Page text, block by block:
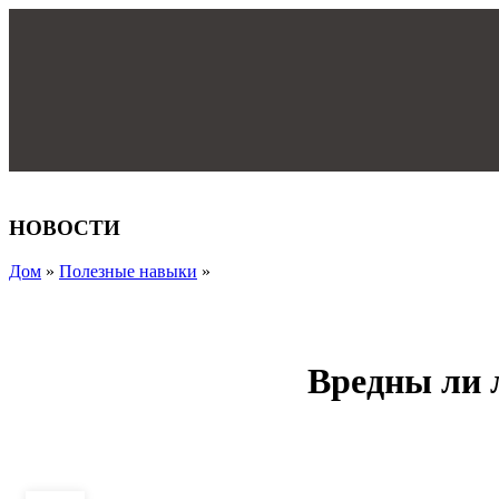
НОВОСТИ
Дом » Полезные навыки »
Вредны ли